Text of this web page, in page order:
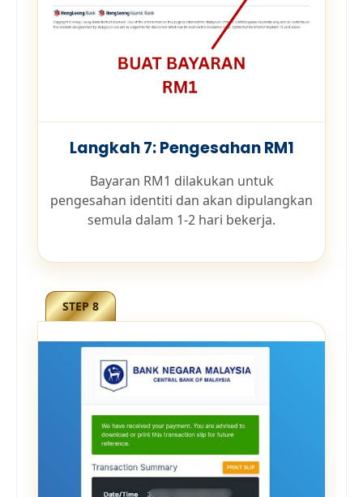
Langkah 7: Pengesahan RM1
Bayaran RM1 dilakukan untuk
pengesahan identiti dan akan dipulangkan
semula dalam 1-2 hari bekerja.
STEP 8